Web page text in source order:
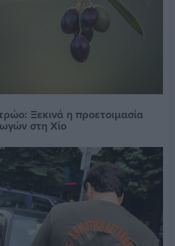
Ξεκινά η προετοιμασία
στη Χίο